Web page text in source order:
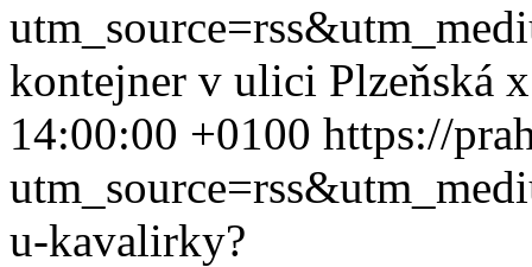
kontejner v ulici Plzeňská
14:00:00 +0100 https://
u-kavalirky?